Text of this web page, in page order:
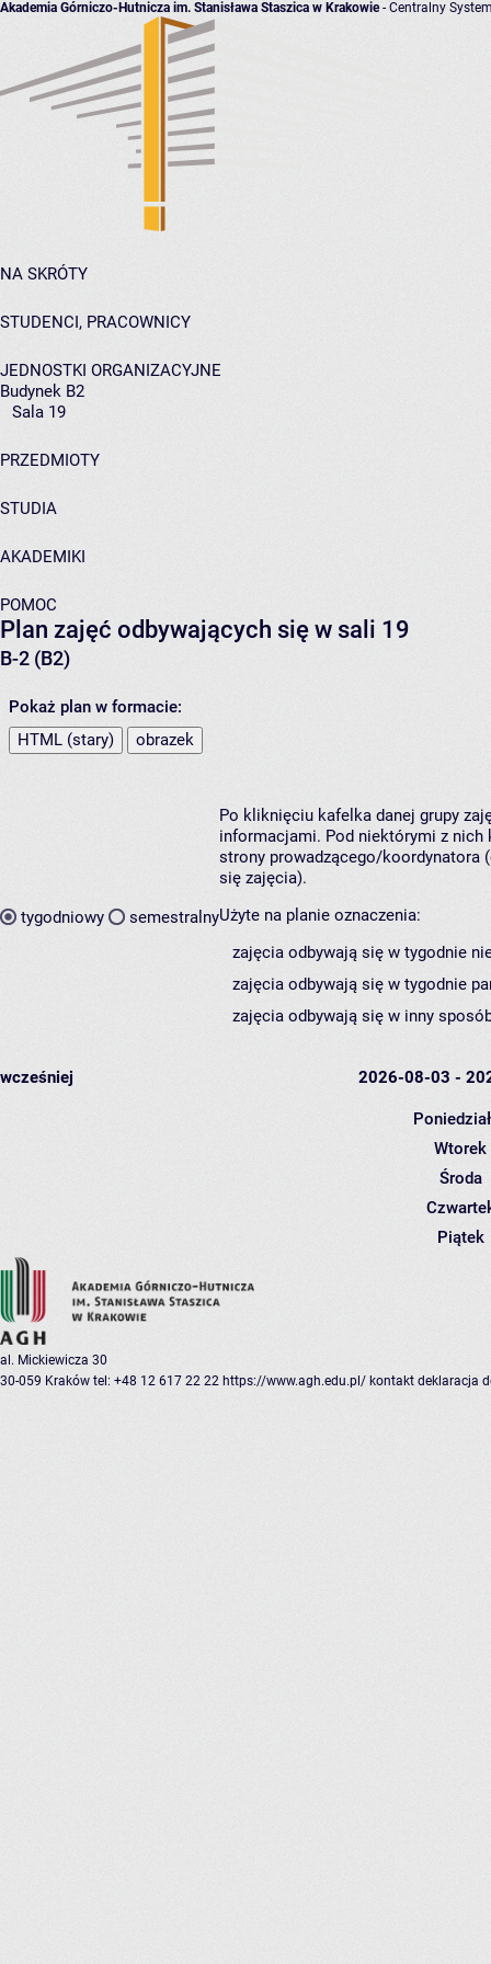
Akademia Górniczo-Hutnicza im. Stanisława Staszica w Krakowie- Centralny
NA SKRÓTY
STUDENCI, PRACOWNICY
JEDNOSTKI ORGANIZACYJNE
Budynek B2
Sala 19
PRZEDMIOTY
STUDIA
AKADEMIKI
POMOC
Plan zajęć odbywających się w sali 19
B-2 (B2)
Pokaż plan w formacie:
HTML (stary)
obrazek
tygodniowy semestralny
Po kliknięciu kafelka danej grupy
informacjami. Pod niektórymi z nich
strony prowadzącego/koordynatora
się zajęcia).
Użyte na planie oznaczenia:
zajęcia odbywają się w tygodnie
zajęcia odbywają się w tygodnie
zajęcia odbywają się w inny
wcześniej 2026-08-03 -
Wtorek
Środa
Piątek
al. Mickiewicza 30
30-059 Kraków tel: +48 12 617 22 22 https://www.agh.edu.pl/ kontakt deklaracja